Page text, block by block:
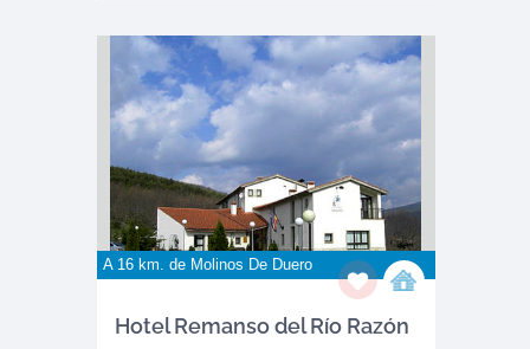
A 16 km. de Molinos De Duero
Hotel Remanso del Río Razón